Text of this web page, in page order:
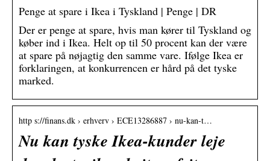
Penge at spare i Ikea i Tyskland | Penge | DR
Der er penge at spare, hvis man kører til Tyskland og
køber ind i Ikea. Helt op til 50 procent kan der være
at spare på nøjagtig den samme vare. Ifølge Ikea er
forklaringen, at konkurrencen er hård på det tyske
marked.
http s://finans.dk › erhverv › ECE13286887 › nu-kan-t…
Nu kan tyske Ikea-kunder leje